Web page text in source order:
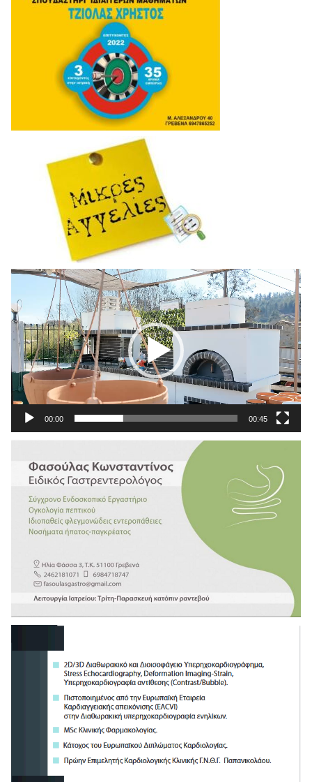
Πρόγραμμα
Αναπαραγωγής
Βίντεο
00:00 00:45